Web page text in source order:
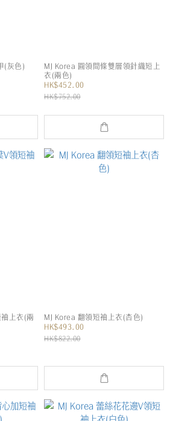
(灰色)
MJ Korea 圓領間條雙層領針織短上
衣(兩色)
HK$452.00
HK$752.00
上衣(兩
MJ Korea 翻領短袖上衣(杏色)
HK$493.00
HK$822.00